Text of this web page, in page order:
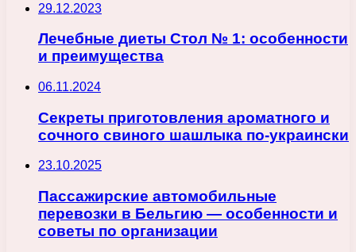
29.12.2023
Лечебные диеты Стол № 1: особенности
и преимущества
06.11.2024
Секреты приготовления ароматного и
сочного свиного шашлыка по-украински
23.10.2025
Пассажирские автомобильные
перевозки в Бельгию — особенности и
советы по организации